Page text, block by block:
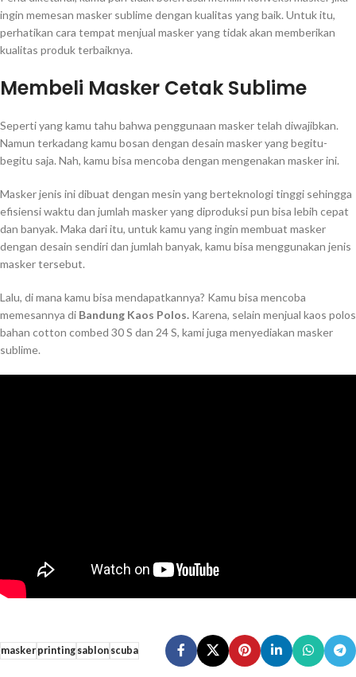
ingin memesan masker sublime dengan kualitas yang baik. Untuk itu,
perhatikan cara tempat menjual masker yang tidak akan memberikan
kualitas produk terbaiknya.
Membeli Masker Cetak Sublime
Seperti yang kamu tahu bahwa penggunaan masker telah diwajibkan.
Namun terkadang kamu bosan dengan desain masker yang begitu-
begitu saja. Nah, kamu bisa mencoba dengan mengenakan masker ini.
Masker jenis ini dibuat dengan mesin yang berteknologi tinggi sehingga
efisiensi waktu dan jumlah masker yang diproduksi pun bisa lebih cepat
dan banyak. Maka dari itu, untuk kamu yang ingin membuat masker
dengan desain sendiri dan jumlah banyak, kamu bisa menggunakan jenis
masker tersebut.
Lalu, di mana kamu bisa mendapatkannya? Kamu bisa mencoba
memesannya di Bandung Kaos Polos. Karena, selain menjual kaos polos
bahan cotton combed 30 S dan 24 S, kami juga menyediakan masker
sublime.
maskerprintingsablonscuba